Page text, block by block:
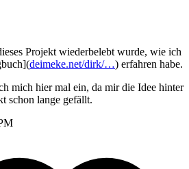
Projekt wiederbelebt wurde, wie ich
deimeke.net/dirk/…) erfahren habe.
mich hier mal ein, da mir die Idee hinter
schon lange gefällt.